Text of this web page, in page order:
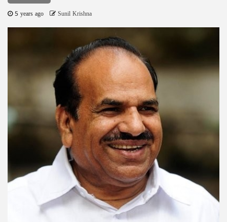
5 years ago Sunil Krishna